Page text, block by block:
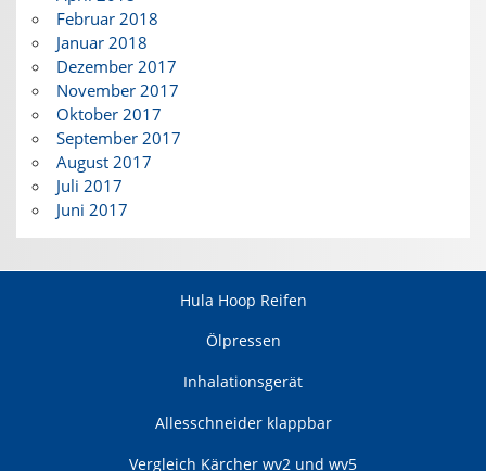
Februar 2018
Januar 2018
Dezember 2017
November 2017
Oktober 2017
September 2017
August 2017
Juli 2017
Juni 2017
Hula Hoop Reifen
Ölpressen
Inhalationsgerät
Allesschneider klappbar
Vergleich Kärcher wv2 und wv5